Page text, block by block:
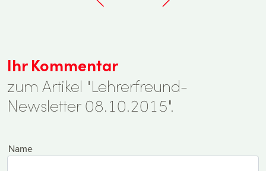
Ihr Kommentar
zum Artikel "Lehrerfreund-
Newsletter 08.10.2015".
Name